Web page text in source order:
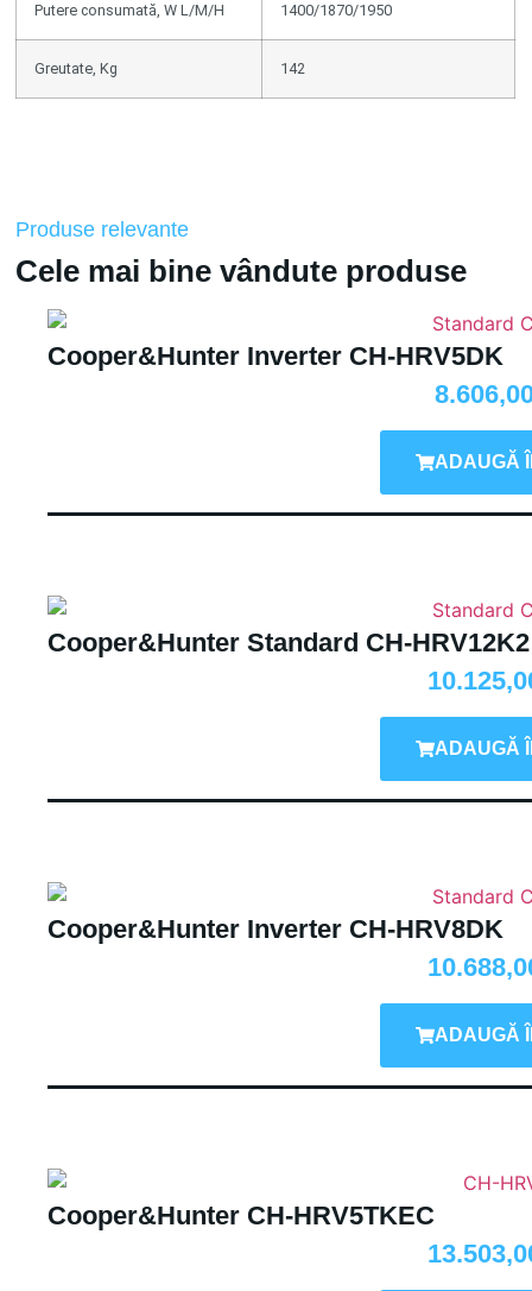
Putere consumată, W L/M/H 1400/1870/1950
Greutate, Kg 142
Produse relevante
Cele mai bine vândute produse
Cooper&Hunter Inverter CH-HRV5DK
ADAUGĂ
Cooper&Hunter Standard CH-HRV12K2
ADAUGĂ
Cooper&Hunter Inverter CH-HRV8DK
ADAUGĂ
Cooper&Hunter CH-HRV5TKEC